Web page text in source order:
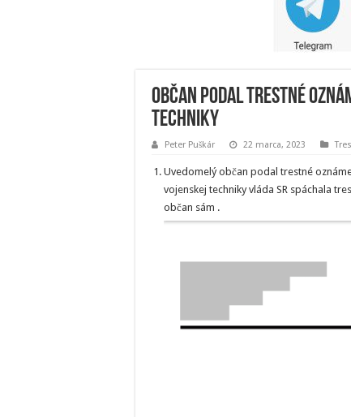
Občan podal trestné
techniky
Peter Puškár 22 marca, 2023
Uvedomelý občan podal trestné
vojenskej techniky vláda SR spáchala
občan sám .